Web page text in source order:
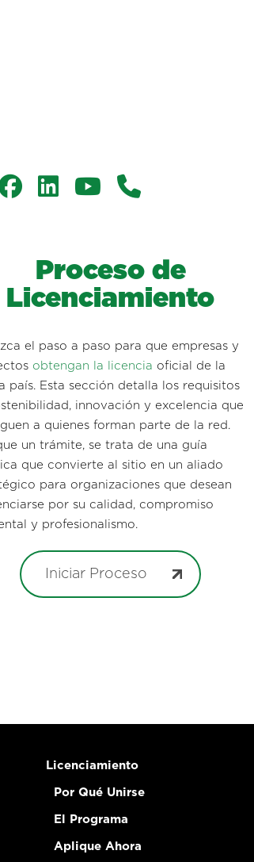
Proceso de
Licenciamiento
el paso a paso para que empresas y
obtengan la licencia oficial de la
país. Esta sección detalla los requisitos
innovación y excelencia que
a quienes forman parte de la red.
un trámite, se trata de una guía
que convierte al sitio en un aliado
para organizaciones que desean
por su calidad, compromiso
y profesionalismo.
Iniciar Proceso
Licenciamiento
Por Qué Unirse
El Programa
Aplique Ahora